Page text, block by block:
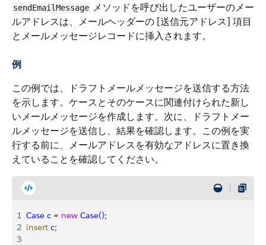
sendEmailMessage メソッドを呼び出したユーザーのメー
ルアドレスは、メールヘッダーの [送信元アドレス] 項目
とメールメッセージレコードに挿入されます。
例
この例では、ドラフトメールメッセージを送信する方法
を示します。ケースとそのケースに関連付けられた新し
いメールメッセージを作成します。次に、ドラフトメー
ルメッセージを送信し、結果を確認します。この例を実
行する前に、メールアドレスを有効なアドレスに置き換
えていることを確認してください。
1 Case c = new Case();
2 insert c;
3